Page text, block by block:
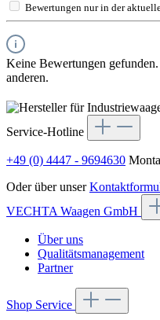
Bewertungen nur in der
Keine Bewertungen
anderen.
Service-Hotline
+49 (0) 4447 - 9694630
Oder über unser
VECHTA Waagen GmbH
Über uns
Qualitätsmanagement
Partner
Shop Service